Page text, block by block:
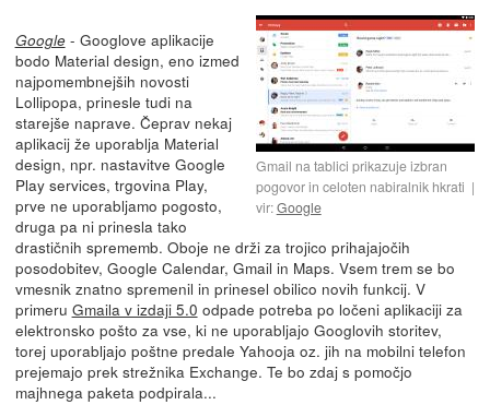
Gmail na tablici prikazuje izbran
pogovor in celoten nabiralnik hkrati
vir:Google
Google- Googlove aplikacije
bodo Material design, eno izmed
najpomembnejših novosti
Lollipopa, prinesle tudi na
starejše naprave. Čeprav nekaj
aplikacij že uporablja Material
design, npr. nastavitve Google
Play services, trgovina Play,
prve ne uporabljamo pogosto,
druga pa ni prinesla tako
drastičnih sprememb. Oboje ne drži za trojico prihajajočih
posodobitev, Google Calendar, Gmail in Maps. Vsem trem se bo
vmesnik znatno spremenil in prinesel obilico novih funkcij. V
primeru Gmaila v izdaji 5.0 odpade potreba po ločeni aplikaciji za
elektronsko pošto za vse, ki ne uporabljajo Googlovih storitev,
torej uporabljajo poštne predale Yahooja oz. jih na mobilni telefon
prejemajo prek strežnika Exchange. Te bo zdaj s pomočjo
majhnega paketa podpirala...